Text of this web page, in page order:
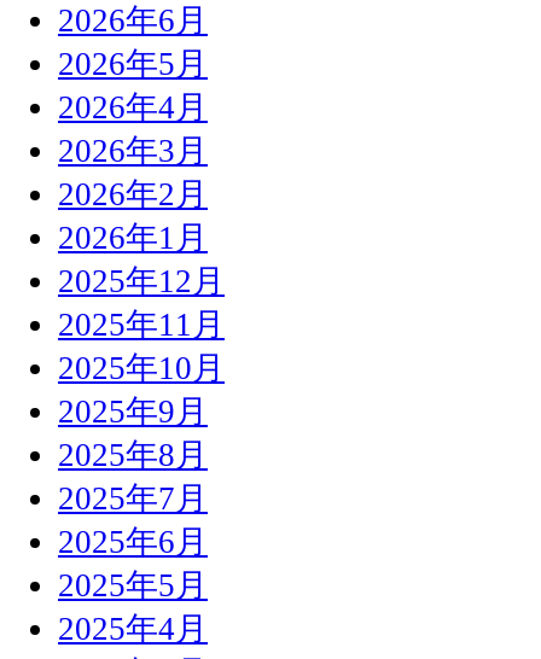
2026年6月
2026年5月
2026年4月
2026年3月
2026年2月
2026年1月
2025年12月
2025年11月
2025年10月
2025年9月
2025年8月
2025年7月
2025年6月
2025年5月
2025年4月